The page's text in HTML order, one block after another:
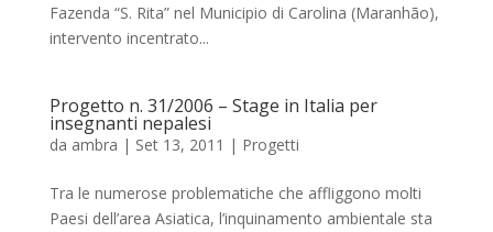
Fazenda “S. Rita” nel Municipio di Carolina (Maranhão),
intervento incentrato...
Progetto n. 31/2006 – Stage in Italia per
insegnanti nepalesi
da ambra | Set 13, 2011 | Progetti
Tra le numerose problematiche che affliggono molti
Paesi dell’area Asiatica, l’inquinamento ambientale sta